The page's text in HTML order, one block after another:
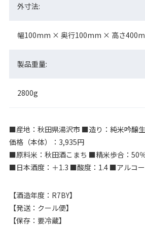
外寸法:
幅100mm × 奥行100mm × 高さ
製品重量:
2800g
■産地：秋田県湯沢市 ■造り：純米吟醸
価格（本体）：3,935円
■原料米：秋田酒こまち ■精米歩合：50
■日本酒度：＋1.3 ■酸度：1.4 ■アルコ
【酒造年度：R7BY】
【発送：クール便】
【保存：要冷蔵】